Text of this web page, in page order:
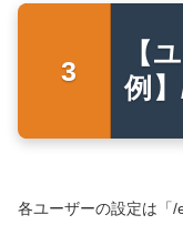
【
例
各ユーザーの設定は「